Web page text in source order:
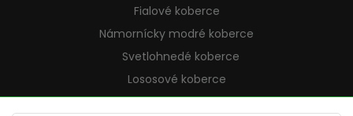
Fialové koberce
Námornícky modré koberce
Svetlohnedé koberce
Lososové koberce
Krémové koberce